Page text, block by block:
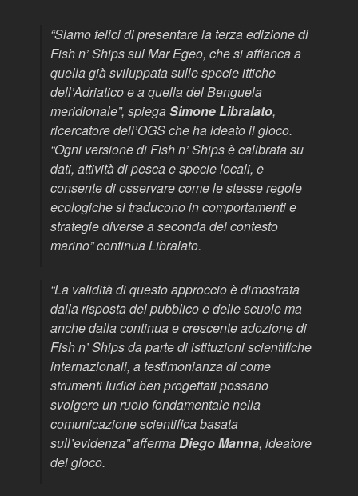
“Siamo felici di presentare la terza edizione di
Fish n’ Ships sul Mar Egeo, che si affianca a
quella già sviluppata sulle specie ittiche
dell’Adriatico e a quella del Benguela
meridionale”, spiegaSimone Libralato,
ricercatore dell’OGS che ha ideato il gioco.
“Ogni versione di Fish n’ Ships è calibrata su
dati, attività di pesca e specie locali, e
consente di osservare come le stesse regole
ecologiche si traducono in comportamenti e
strategie diverse a seconda del contesto
marino” continua Libralato.
“La validità di questo approccio è dimostrata
dalla risposta del pubblico e delle scuole ma
anche dalla continua e crescente adozione di
Fish n’ Ships da parte di istituzioni scientifiche
internazionali, a testimonianza di come
strumenti ludici ben progettati possano
svolgere un ruolo fondamentale nella
comunicazione scientifica basata
sull’evidenza”affermaDiego Manna, ideatore
del gioco.